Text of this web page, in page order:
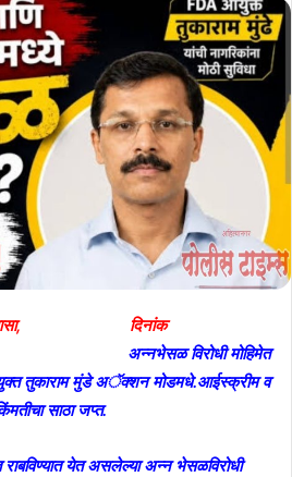
नेवासा, दिनांक
अन्नभेसळ विरोधी मोहिमेत
तुकाराम मुंडे अॅक्शन मोडमधे.आईस्क्रीम व
साठा जप्त.
राबविण्यात येत असलेल्या अन्न भेसळविरोधी